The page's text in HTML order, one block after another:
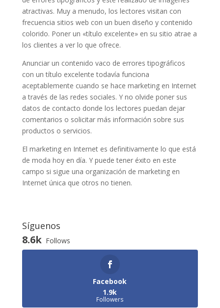
atractivas. Muy a menudo, los lectores visitan con
frecuencia sitios web con un buen diseño y contenido
colorido. Poner un «título excelente» en su sitio atrae a
los clientes a ver lo que ofrece.
Anunciar un contenido vaco de errores tipográficos
con un título excelente todavía funciona
aceptablemente cuando se hace marketing en Internet
a través de las redes sociales. Y no olvide poner sus
datos de contacto donde los lectores puedan dejar
comentarios o solicitar más información sobre sus
productos o servicios.
El marketing en Internet es definitivamente lo que está
de moda hoy en día. Y puede tener éxito en este
campo si sigue una organización de marketing en
Internet única que otros no tienen.
Síguenos
8.6k Follows
Facebook
1.9k
Followers